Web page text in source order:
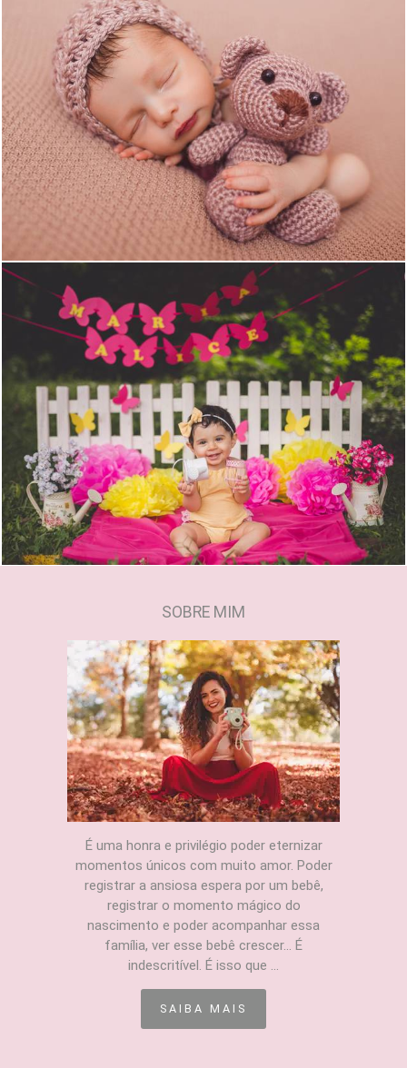
1337 0
2023 0
SOBRE MIM
É uma honra e privilégio poder eternizar
momentos únicos com muito amor. Poder
registrar a ansiosa espera por um bebê,
registrar o momento mágico do
nascimento e poder acompanhar essa
família, ver esse bebê crescer... É
indescritível. É isso que ...
SAIBA MAIS